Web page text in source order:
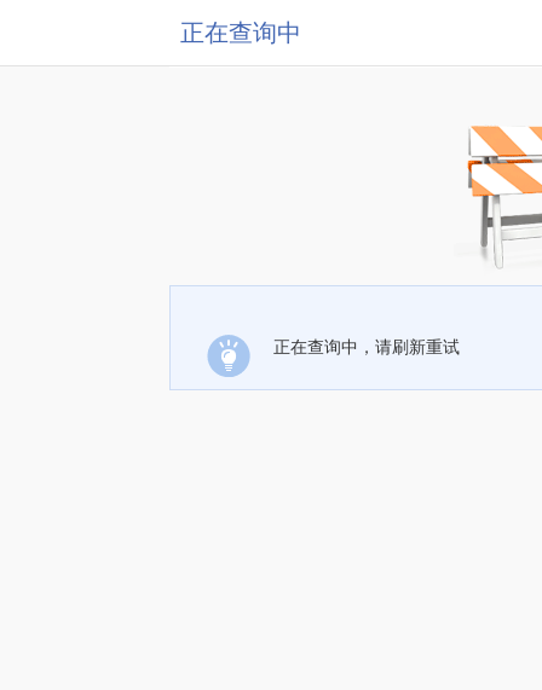
正在查询中
正在查询中，请刷新重试